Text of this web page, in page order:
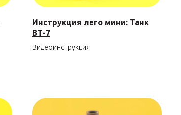
Инструкция лего мини: Танк
BT-7
Видеоинструкция